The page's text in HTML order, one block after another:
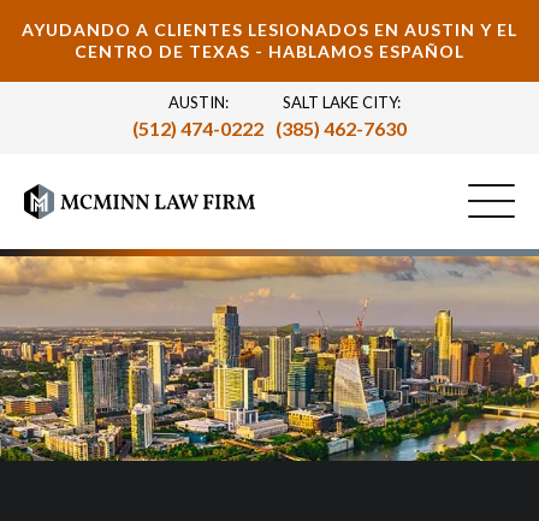
AYUDANDO A CLIENTES LESIONADOS EN AUSTIN Y EL
CENTRO DE TEXAS - HABLAMOS ESPAÑOL
AUSTIN:
(512) 474-0222
SALT LAKE CITY:
(385) 462-7630